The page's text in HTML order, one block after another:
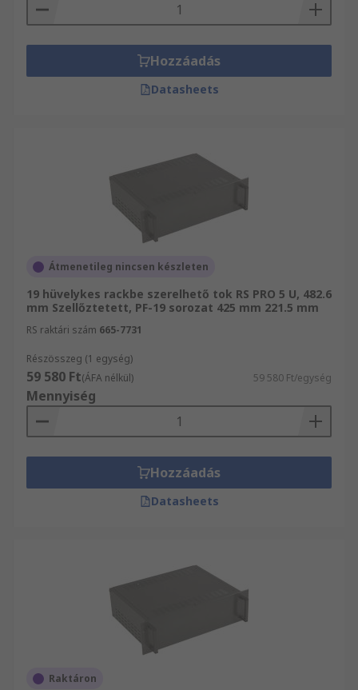
belüli szállítással. OKW közül keres egy bizonyos
terméket? Válogasson széles Rackbe építhető
házak és tokok kínálatunkból weboldalunkon.
Több 550 000 terméket magába foglaló
választékunkban biztosan megtalálja, amire
Hozzáadás
Datasheets
Átmenetileg nincsen készleten
19 hüvelykes rackbe szerelhető tok RS PRO 5 U, 482.6
mm Szellőztetett, PF-19 sorozat 425 mm 221.5 mm
RS raktári szám 665-7731
Részösszeg (1 egység)
59 580 Ft(ÁFA nélkül) 59 580 Ft/egység
Mennyiség
Hozzáadás
Datasheets
Raktáron